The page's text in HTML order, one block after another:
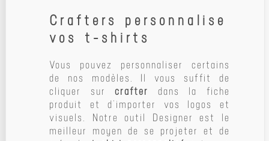
Crafters personnalise
vos t-shirts
Vous pouvez personnaliser certains
de nos modèles. Il vous suffit de
cliquer surcrafter dans la fiche
produit et d’importer vos logos et
visuels. Notre outil Designer est le
meilleur moyen de se projeter et de